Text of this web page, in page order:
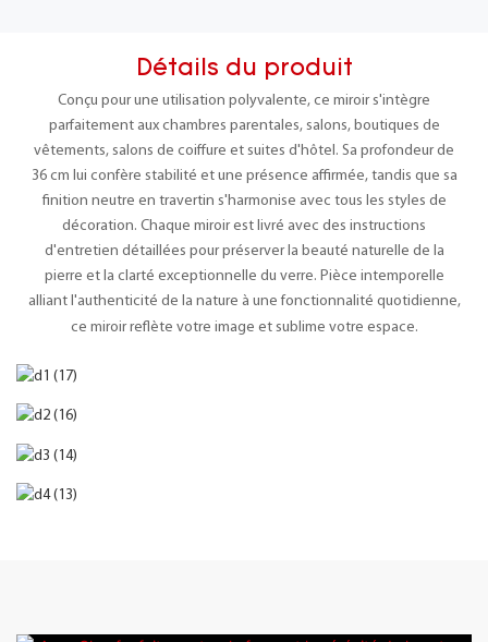
Détails du produit
Conçu pour une utilisation polyvalente, ce miroir s'intègre
parfaitement aux chambres parentales, salons, boutiques de
vêtements, salons de coiffure et suites d'hôtel. Sa profondeur de
36 cm lui confère stabilité et une présence affirmée, tandis que sa
finition neutre en travertin s'harmonise avec tous les styles de
décoration. Chaque miroir est livré avec des instructions
d'entretien détaillées pour préserver la beauté naturelle de la
pierre et la clarté exceptionnelle du verre. Pièce intemporelle
alliant l'authenticité de la nature à une fonctionnalité quotidienne,
ce miroir reflète votre image et sublime votre espace.